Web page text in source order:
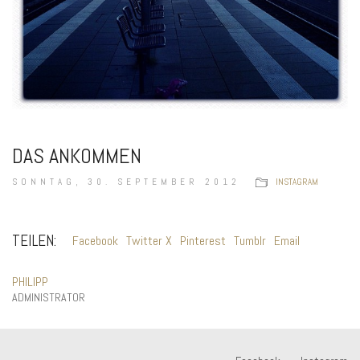
DAS ANKOMMEN
SONNTAG, 30. SEPTEMBER 2012 INSTAGRAM
TEILEN: Facebook Twitter X Pinterest Tumblr Email
PHILIPP
ADMINISTRATOR